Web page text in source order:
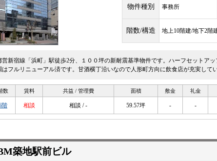
物件種別 事務所
階数/構造 地上10階建/地下2階
営新宿線「浜町」駅徒歩2分、１００坪の新耐震基準物件です。ハーフセットア
はフルリニューアル済です。甘酒横丁沿いなので人形町方向に飲食店が充実してい
数 賃料 共益 / 管理費 面積 敷金 礼金
階 相談 相談 / - 59.57坪 - -
築地駅前ビル